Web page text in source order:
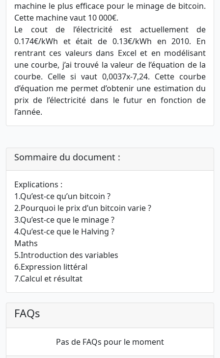
machine le plus efficace pour le minage de bitcoin.
Cette machine vaut 10 000€.
Le cout de l’électricité est actuellement de
0.174€/kWh et était de 0.13€/kWh en 2010. En
rentrant ces valeurs dans Excel et en modélisant
une courbe, j’ai trouvé la valeur de l’équation de la
courbe. Celle si vaut 0,0037x-7,24. Cette courbe
d’équation me permet d’obtenir une estimation du
prix de l’électricité dans le futur en fonction de
l’année.
Sommaire du document :
Explications :
1.Qu’est-ce qu’un bitcoin ?
2.Pourquoi le prix d’un bitcoin varie ?
3.Qu’est-ce que le minage ?
4.Qu’est-ce que le Halving ?
Maths
5.Introduction des variables
6.Expression littéral
7.Calcul et résultat
FAQs
Pas de FAQs pour le moment